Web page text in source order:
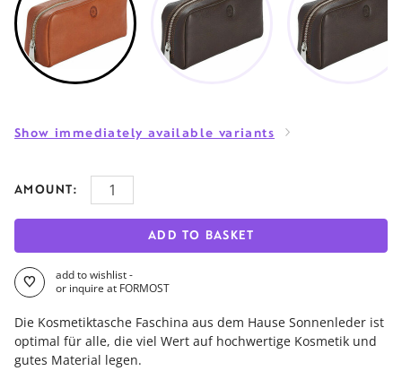
Show immediately available variants
AMOUNT:
ADD TO BASKET
add to wishlist -
or inquire at FORMOST
Die Kosmetiktasche Faschina aus dem Hause Sonnenleder ist
optimal für alle, die viel Wert auf hochwertige Kosmetik und
gutes Material legen.